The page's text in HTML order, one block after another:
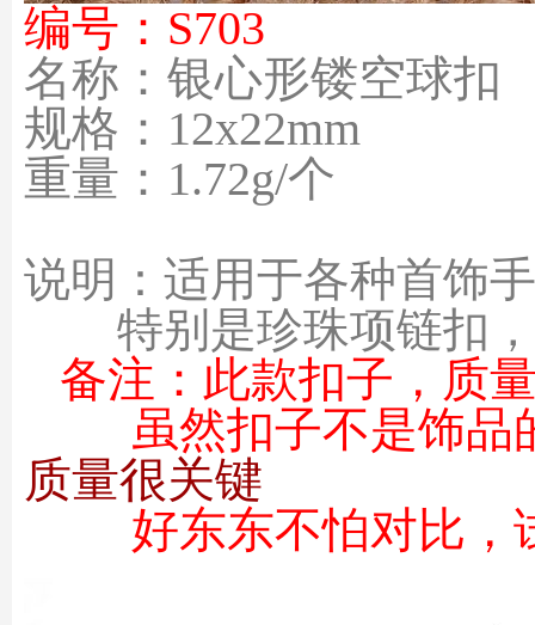
编号：S703
名称：银心形镂空球扣
规格：12x22mm
重量：1.72g/个
说明：适用于各种首饰
特别是珍珠项链扣，
备注： 此款扣子，质
虽然扣子不是饰品
质量很关键
好东东不怕对比，